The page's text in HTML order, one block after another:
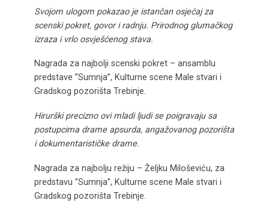
Svojom ulogom pokazao je istančan osjećaj za
scenski pokret, govor i radnju. Prirodnog glumačkog
izraza i vrlo osvješćenog stava.
Nagrada za najbolji scenski pokret – ansamblu
predstave ”Sumnja”, Kulturne scene Male stvari i
Gradskog pozorišta Trebinje.
Hirurški precizno ovi mladi ljudi se poigravaju sa
postupcima drame apsurda, angažovanog pozorišta
i dokumentarističke drame.
Nagrada za najbolju režiju – Željku Miloševiću, za
predstavu ”Sumnja”, Kulturne scene Male stvari i
Gradskog pozorišta Trebinje.